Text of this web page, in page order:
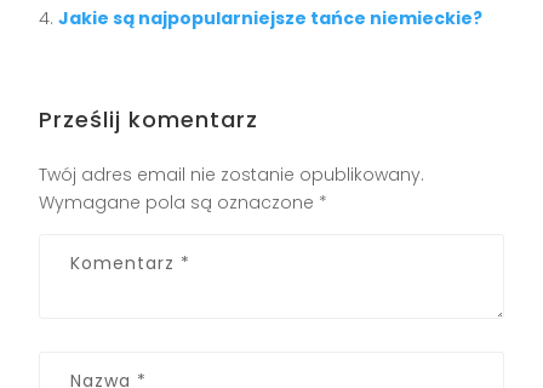
Jakie są najpopularniejsze tańce niemieckie?
Prześlij komentarz
Twój adres email nie zostanie opublikowany.
Wymagane pola są oznaczone *